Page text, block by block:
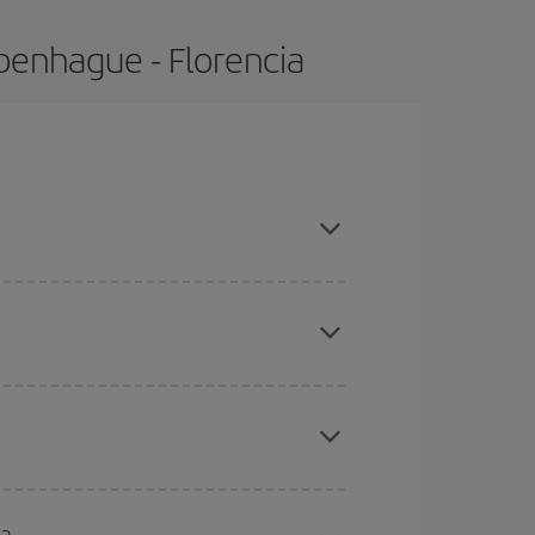
- Florencia
als dies propers
que alguns
el vol, millors preus podràs trobar.